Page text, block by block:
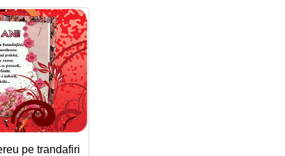
pe trandafiri